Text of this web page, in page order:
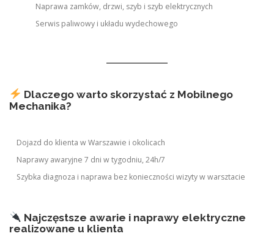
Naprawa zamków, drzwi, szyb i szyb elektrycznych
Serwis paliwowy i układu wydechowego
Dlaczego warto skorzystać z Mobilnego
Mechanika?
Dojazd do klienta w Warszawie i okolicach
Naprawy awaryjne 7 dni w tygodniu, 24h/7
Szybka diagnoza i naprawa bez konieczności wizyty w warsztacie
Najczęstsze awarie i naprawy elektryczne
realizowane u klienta